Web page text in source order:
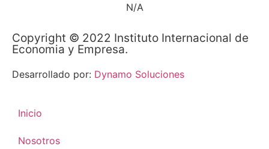
N/A
Copyright © 2022 Instituto Internacional de
Economia y Empresa.
Desarrollado por: Dynamo Soluciones
Inicio
Nosotros